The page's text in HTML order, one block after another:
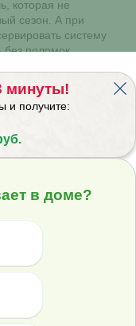
которая не
сезон. А при
систему
без поломок.
оборудование от
биоочистки и
и
минуты!
и получите:
в доме?